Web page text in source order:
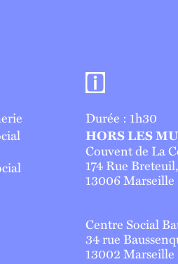
Informations
Durée : 1h30
HORS LES
Couvent de La
174 Rue Breteuil,
13006 Marseille
Centre Social
34 rue
13002 Marseille